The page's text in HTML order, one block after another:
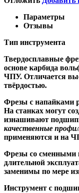
Параметры
Отзывы
Тип инструмента
Твердосплавные
основе карбида
ЧПУ. Отличается
твёрдостью.
Фрезы с напайками
На станках могут
изнашивают
качественные
применяются и на
Фрезы со сменными
длительной
заменимы по мере
Инструмент с